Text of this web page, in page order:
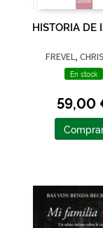
HISTORIA DE
FREVEL,
En stock
59,00